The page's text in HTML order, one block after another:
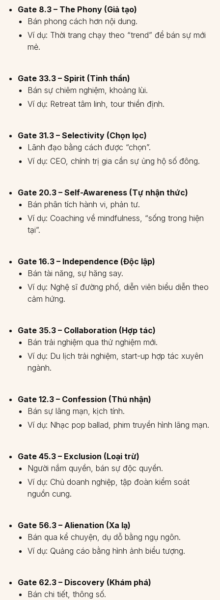
Gate 8.3 – The Phony (Giả tạo)
Bán phong cách hơn nội dung.
Ví dụ: Thời trang chạy theo “trend” để bán sự mới
mẻ.
Gate 33.3 – Spirit (Tinh thần)
Bán sự chiêm nghiệm, khoảng lùi.
Ví dụ: Retreat tâm linh, tour thiền định.
Gate 31.3 – Selectivity (Chọn lọc)
Lãnh đạo bằng cách được “chọn”.
Ví dụ: CEO, chính trị gia cần sự ủng hộ số đông.
Gate 20.3 – Self-Awareness (Tự nhận thức)
Bán phân tích hành vi, phản tư.
Ví dụ: Coaching về mindfulness, “sống trong hiện
tại”.
Gate 16.3 – Independence (Độc lập)
Bán tài năng, sự hăng say.
Ví dụ: Nghệ sĩ đường phố, diễn viên biểu diễn theo
cảm hứng.
Gate 35.3 – Collaboration (Hợp tác)
Bán trải nghiệm qua thử nghiệm mới.
Ví dụ: Du lịch trải nghiệm, start-up hợp tác xuyên
ngành.
Gate 12.3 – Confession (Thú nhận)
Bán sự lãng mạn, kịch tính.
Ví dụ: Nhạc pop ballad, phim truyền hình lãng mạn.
Gate 45.3 – Exclusion (Loại trừ)
Người nắm quyền, bán sự độc quyền.
Ví dụ: Chủ doanh nghiệp, tập đoàn kiểm soát
nguồn cung.
Gate 56.3 – Alienation (Xa lạ)
Bán qua kể chuyện, dụ dỗ bằng ngụ ngôn.
Ví dụ: Quảng cáo bằng hình ảnh biểu tượng.
Gate 62.3 – Discovery (Khám phá)
Bán chi tiết, thông số.